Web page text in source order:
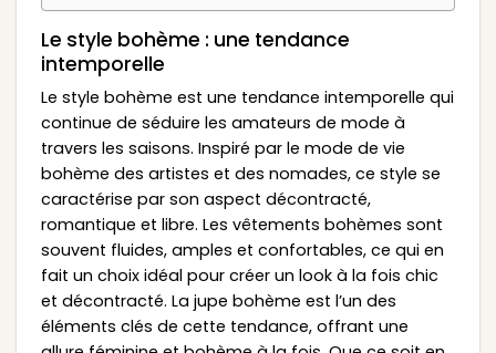
Le style bohème : une tendance
intemporelle
Le style bohème est une tendance intemporelle qui
continue de séduire les amateurs de mode à
travers les saisons. Inspiré par le mode de vie
bohème des artistes et des nomades, ce style se
caractérise par son aspect décontracté,
romantique et libre. Les vêtements bohèmes sont
souvent fluides, amples et confortables, ce qui en
fait un choix idéal pour créer un look à la fois chic
et décontracté. La jupe bohème est l’un des
éléments clés de cette tendance, offrant une